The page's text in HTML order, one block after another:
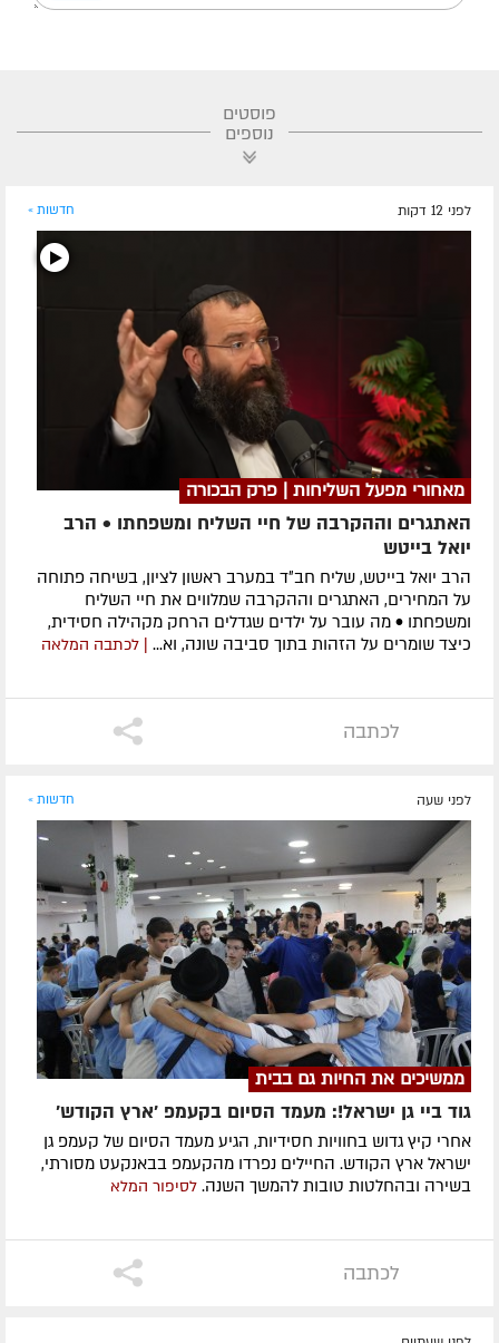
פוסטים
נוספים
לפני 12 דקות חדשות »
מאחורי מפעל השליחות | פרק הבכורה
האתגרים וההקרבה של חיי השליח ומשפחתו • הרב
יואל בייטש
הרב יואל בייטש, שליח חב״ד במערב ראשון לציון, בשיחה פתוחה
על המחירים, האתגרים וההקרבה שמלווים את חיי השליח
ומשפחתו • מה עובר על ילדים שגדלים הרחק מקהילה חסידית,
כיצד שומרים על הזהות בתוך סביבה שונה, וא... | לכתבה המלאה
לכתבה
לפני שעה חדשות »
ממשיכים את החיות גם בבית
גוד ביי גן ישראל!: מעמד הסיום בקעמפ 'ארץ הקודש'
אחרי קיץ גדוש בחוויות חסידיות, הגיע מעמד הסיום של קעמפ גן
ישראל ארץ הקודש. החיילים נפרדו מהקעמפ בבאנקעט מסורתי,
בשירה ובהחלטות טובות להמשך השנה. לסיפור המלא
לכתבה